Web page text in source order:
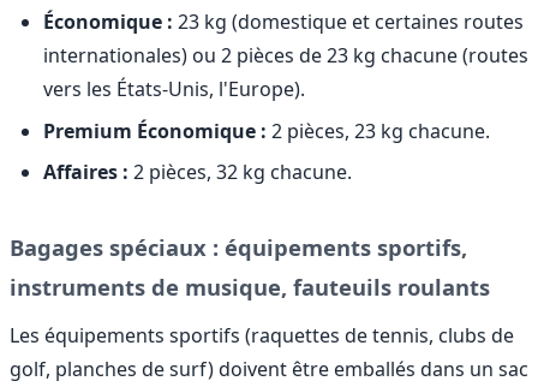
Économique : 23 kg (domestique et certaines routes
internationales) ou 2 pièces de 23 kg chacune (routes
vers les États-Unis, l'Europe).
Premium Économique : 2 pièces, 23 kg chacune.
Affaires : 2 pièces, 32 kg chacune.
Bagages spéciaux : équipements sportifs,
instruments de musique, fauteuils roulants
Les équipements sportifs (raquettes de tennis, clubs de
golf, planches de surf) doivent être emballés dans un sac